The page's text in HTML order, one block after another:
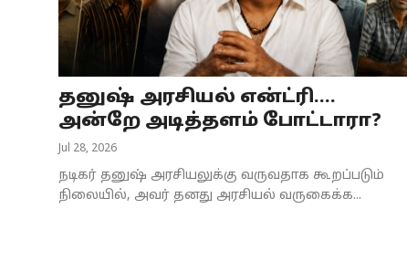
தனுஷ் அரசியல் என்ட்ரி....
அன்றே அடித்தளம் போட்டாரா?
Jul 28, 2026
நடிகர் தனுஷ் அரசியலுக்கு வருவதாக கூறப்படும்
நிலையில், அவர் தனது அரசியல் வருகைக்க...